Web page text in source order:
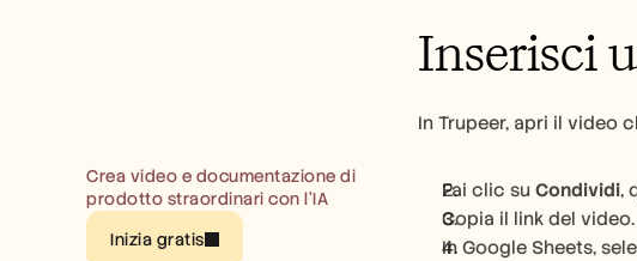
Crea video e documentazione di
prodotto straordinari con l’IA
Inizia gratis
Inserisci
In Trupeer, apri il video
Fai clic su Condividi,
Copia il link del video.
In Google Sheets,